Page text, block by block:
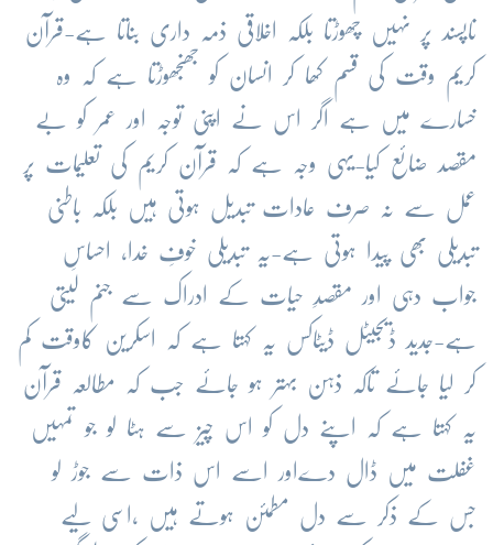
ناپسند پر نہیں چھوڑتا بلکہ اخلاقی ذمہ داری بناتا ہے-قرآن
کریم وقت کی قسم کھا کر انسان کو جھنجھوڑتا ہے کہ وہ
خسارے میں ہے اگر اس نے اپنی توجہ اور عمر کو بے
مقصد ضائع کیا-یہی وجہ ہے کہ قرآن کریم کی تعلیمات پر
عمل سے نہ صرف عادات تبدیل ہوتی ہیں بلکہ باطنی
تبدیلی بھی پیدا ہوتی ہے-یہ تبدیلی خوفِ خدا، احساسِ
جواب دہی اور مقصدِ حیات کے ادراک سے جنم لیتی
ہے-جدید ڈیجیٹل ڈیٹاکس یہ کہتا ہے کہ اسکرین کاوقت کم
کر لیا جائے تاکہ ذہن بہتر ہو جائے جب کہ مطالعہ قرآن
یہ کہتا ہے کہ اپنے دل کو اس چیز سے ہٹا لو جو تمہیں
غفلت میں ڈال دےاور اسے اس ذات سے جوڑ لو
جس کے ذکر سے دل مطمئن ہوتے ہیں ،اسی لیے